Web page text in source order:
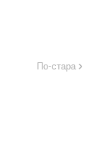
По-стара